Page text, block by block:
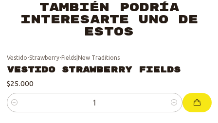
También podría
interesarte uno de
estos
Vestido-Strawberry-Fields| New Traditions
Vestido Strawberry Fields
$25.000
Cantidad